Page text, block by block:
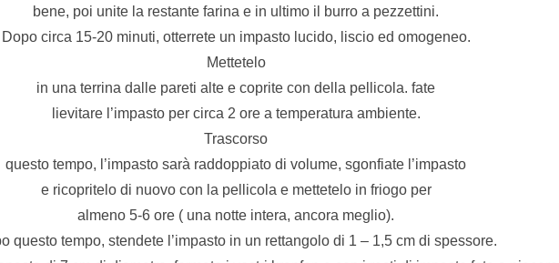
bene, poi unite la restante farina e in ultimo il burro a pezzettini.
Dopo circa 15-20 minuti, otterrete un impasto lucido, liscio ed omogeneo.
Mettetelo
in una terrina dalle pareti alte e coprite con della pellicola. fate
lievitare l’impasto per circa 2 ore a temperatura ambiente.
Trascorso
questo tempo, l’impasto sarà raddoppiato di volume, sgonfiate l’impasto
e ricopritelo di nuovo con la pellicola e mettetelo in friogo per
almeno 5-6 ore ( una notte intera, ancora meglio).
questo tempo, stendete l’impasto in un rettangolo di 1 – 1,5 cm di spessore.